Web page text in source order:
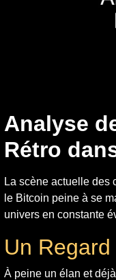
Analyse
Rétro
La scène actuelle des
le Bitcoin peine à se
univers en constante
Un
À peine un élan et